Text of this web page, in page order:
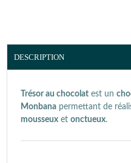
DESCRIPTION
Trésor au chocolat est un
Monbana permettant de
mousseux et onctueux.